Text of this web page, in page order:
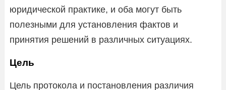
юридической практике, и оба могут быть
полезными для установления фактов и
принятия решений в различных ситуациях.
Цель
Цель протокола и постановления различия